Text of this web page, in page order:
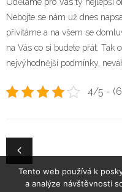
Nebojte se nám už dnes
přivítáme a na všem se
na Vás co si budete přát. Tak
nejvýhodnější podmínky,
4/5 -
Tento web používá k
a analýze návštěvnosti